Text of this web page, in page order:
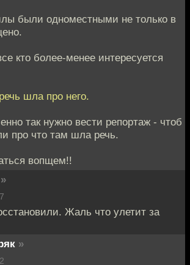
были одноместными не только в
кто более-менее интересуется
шла про него.
так нужно вести репортаж - чтоб
про что там шла речь.
вопщем!!
»
Жаль что улетит за
»